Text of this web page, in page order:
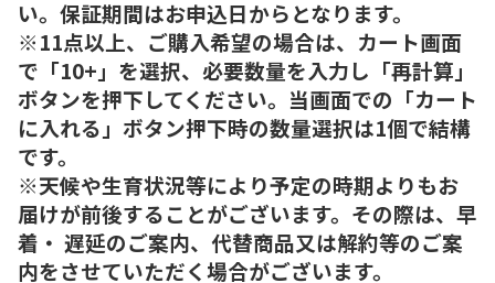
い。保証期間はお申込日からとなります。
※11点以上、ご購入希望の場合は、カート画面
で「10+」を選択、必要数量を入力し「再計算」
ボタンを押下してください。当画面での「カート
に入れる」ボタン押下時の数量選択は1個で結構
です。
※天候や生育状況等により予定の時期よりもお
届けが前後することがございます。その際は、早
着・ 遅延のご案内、代替商品又は解約等のご案
内をさせていただく場合がございます。